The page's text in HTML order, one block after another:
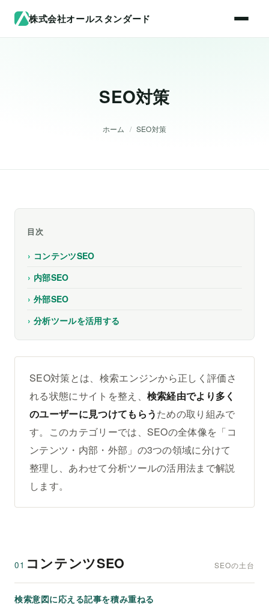
株式会社オールスタンダード
SEO対策
ホーム / SEO対策
目次
コンテンツSEO
内部SEO
外部SEO
分析ツールを活用する
SEO対策とは、検索エンジンから正しく評価さ
れる状態にサイトを整え、 検索経由でより多く
のユーザーに見つけてもらうための取り組みで
す。このカテゴリーでは、SEOの全体像を「コ
ンテンツ・内部・外部」の3つの領域に分けて
整理し、あわせて分析ツールの活用法まで解説
します。
01 コンテンツSEO SEOの土台
検索意図に応える記事を積み重ねる